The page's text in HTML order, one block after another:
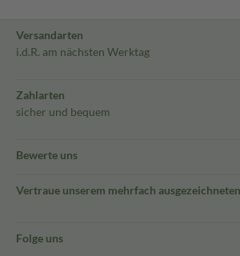
Versandarten
i.d.R. am nächsten Werktag
Zahlarten
sicher und bequem
Bewerte uns
Vertraue unserem mehrfach
Folge uns